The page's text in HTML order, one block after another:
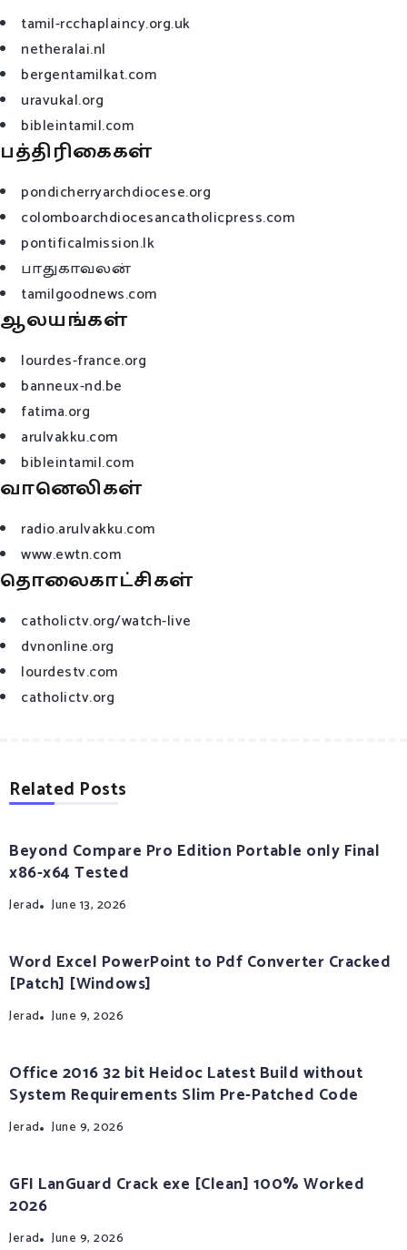
tamil-rcchaplaincy.org.uk
netheralai.nl
bergentamilkat.com
uravukal.org
bibleintamil.com
பத்திரிகைகள்
pondicherryarchdiocese.org
colomboarchdiocesancatholicpress.com
pontificalmission.lk
பாதுகாவலன்
tamilgoodnews.com
ஆலயங்கள்
lourdes-france.org
banneux-nd.be
fatima.org
arulvakku.com
bibleintamil.com
வானெலிகள்
radio.arulvakku.com
www.ewtn.com
தொலைகாட்சிகள்
catholictv.org/watch-live
dvnonline.org
lourdestv.com
catholictv.org
Related Posts
Beyond Compare Pro Edition Portable only Final
x86-x64 Tested
Jerad June 13, 2026
Word Excel PowerPoint to Pdf Converter Cracked
[Patch] [Windows]
Jerad June 9, 2026
Office 2016 32 bit Heidoc Latest Build without
System Requirements Slim Pre-Patched Code
Jerad June 9, 2026
GFI LanGuard Crack exe [Clean] 100% Worked
2026
Jerad June 9, 2026